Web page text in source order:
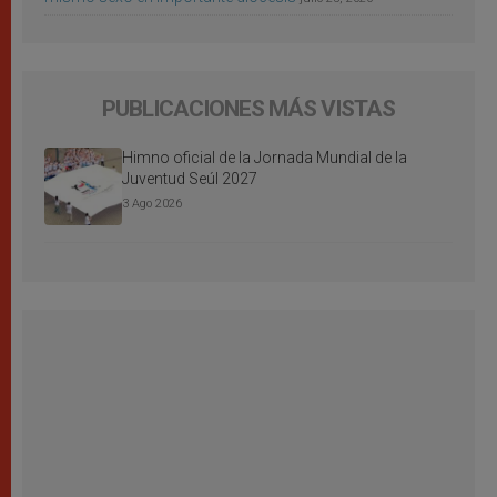
PUBLICACIONES MÁS VISTAS
Himno oficial de la Jornada Mundial de la
Juventud Seúl 2027
3 Ago 2026